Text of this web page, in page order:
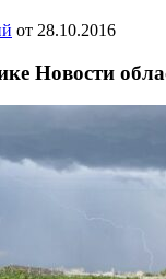
от 28.10.2016
Новости